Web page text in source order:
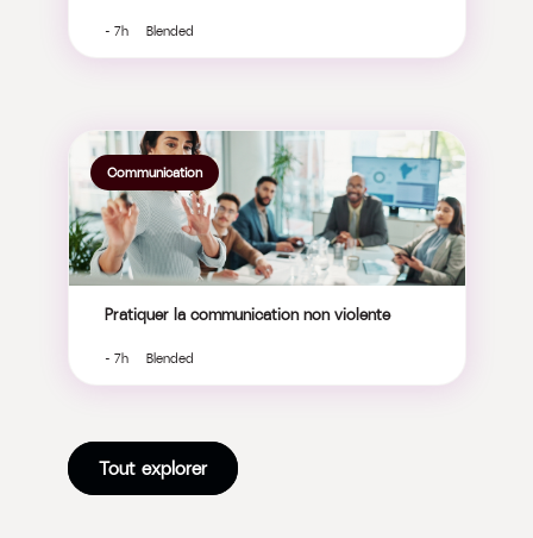
- 7h Blended
Communication
Pratiquer la communication non violente
- 7h Blended
Tout explorer